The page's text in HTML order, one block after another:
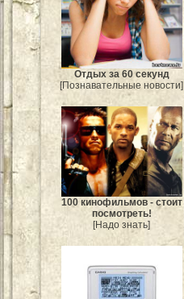
Отдых за 60 секунд
[Познавательные новости]
100 кинофильмов - стоит
посмотреть!
[Надо знать]